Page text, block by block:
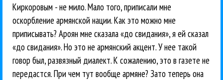
Киркоровым - не мило. Мало того, приписали мне
оскорбление армянской нации. Как это можно мне
приписывать? Ароян мне сказала «до свидания», я ей сказал
«до свидания». Но это не армянский акцент. У нее такой
говор был, развязный диалект. К сожалению, это в газете не
передастся. При чем тут вообще армяне? Зато теперь она